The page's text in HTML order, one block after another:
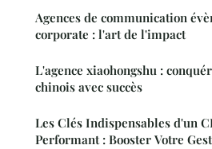
Agences de communication
corporate : l'art de l'impact
L'agence xiaohongshu :
chinois avec succès
Les Clés Indispensables d'un
Performant : Booster Votre